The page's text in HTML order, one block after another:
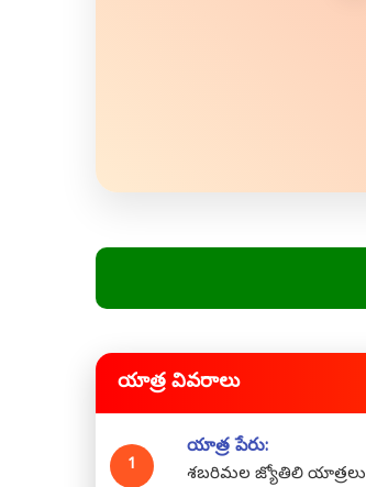
యాత్ర వివరాలు
1
యాత్ర పేరు:
శబరిమల జ్యోతిలి యాత్రలు